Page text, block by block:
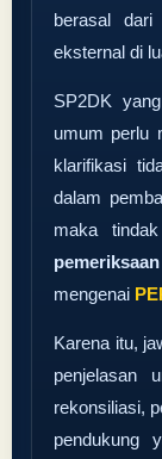
berasal
eksternal di
SP2DK
umum perlu
klarifikasi
dalam
maka
mengenai
Karena itu,
penjelasan
rekonsiliasi,
pendukung